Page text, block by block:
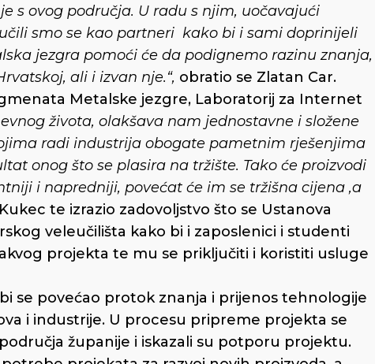
s ovog područja. U radu s njim, uočavajući
smo se kao partneri kako bi i sami doprinijeli
jezgra pomoći će da podignemo razinu znanja,
ali i izvan nje.“, obratio se Zlatan Car.
Metalske jezgre, Laboratorij za Internet
života, olakšava nam jednostavne i složene
radi industrija obogate pametnim rješenjima
onog što se plasira na tržište. Tako će proizvodi
i napredniji, povećat će im se tržišna cijena ,a
te izrazio zadovoljstvo što se Ustanova
veleučilišta kako bi i zaposlenici i studenti
projekta te mu se priključiti i koristiti usluge
se povećao protok znanja i prijenos tehnologije
i industrije. U procesu pripreme projekta se
županije i iskazali su potporu projektu.